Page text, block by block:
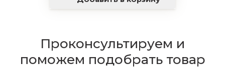
Проконсультируем и
поможем подобрать товар